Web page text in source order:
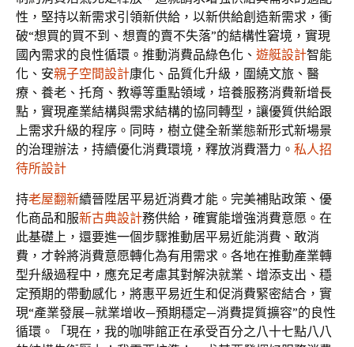
性，堅持以新需求引領新供給，以新供給創造新需求，衝
破“想買的買不到、想賣的賣不失落”的結構性窘境，實現
國內需求的良性循環。推動消費品綠色化、 遊艇設計智能
化、安親子空間設計康化、品質化升級，圍繞文旅、醫
療、養老、托育、教導等重點領域，培養服務消費新增長
點，實現產業結構與需求結構的協同轉型，讓優質供給跟
上需求升級的程序。同時，樹立健全新業態新形式新場景
的治理辦法，持續優化消費環境，釋放消費潛力。 私人招
待所設計
持老屋翻新續晉陞居平易近消費才能。完美補貼政策、優
化商品和服新古典設計務供給，確實能增強消費意愿。在
此基礎上，還要進一個步驟推動居平易近能消費、敢消
費，才幹將消費意愿轉化為有用需求。各地在推動產業轉
型升級過程中，應充足考慮其對解決就業、增添支出、穩
定預期的帶動感化，將惠平易近生和促消費緊密結合，實
現“產業發展—就業增收—預期穩定—消費提質擴容”的良性
循環。「現在，我的咖啡館正在承受百分之八十七點八八